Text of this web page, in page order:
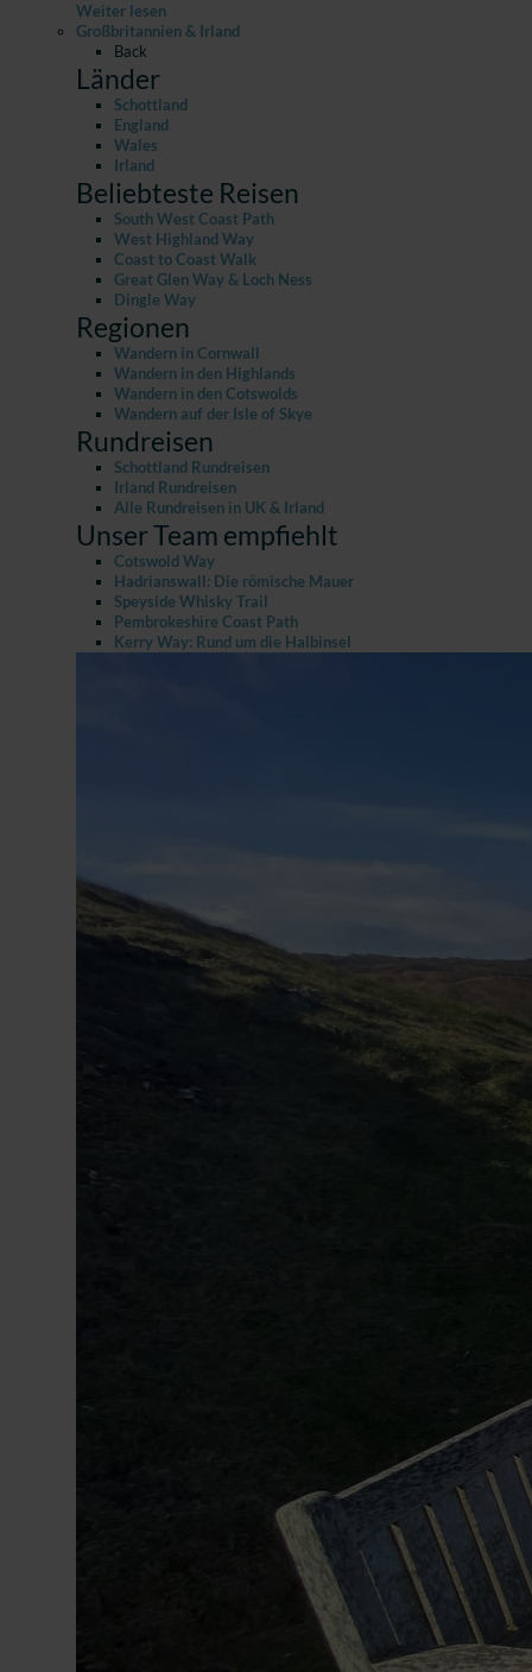
Weiter lesen
Großbritannien & Irland
Back
Länder
Schottland
England
Wales
Irland
Beliebteste Reisen
South West Coast Path
West Highland Way
Coast to Coast Walk
Great Glen Way & Loch Ness
Dingle Way
Regionen
Wandern in Cornwall
Wandern in den Highlands
Wandern in den Cotswolds
Wandern auf der Isle of Skye
Rundreisen
Schottland Rundreisen
Irland Rundreisen
Alle Rundreisen in UK & Irland
Unser Team empfiehlt
Cotswold Way
Hadrianswall: Die römische Mauer
Speyside Whisky Trail
Pembrokeshire Coast Path
Kerry Way: Rund um die Halbinsel